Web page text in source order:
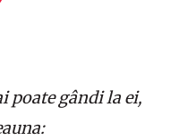
poate gândi la ei,